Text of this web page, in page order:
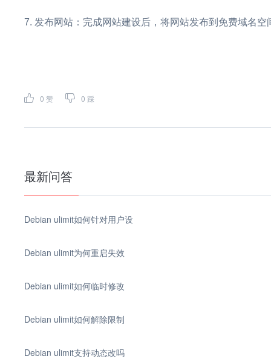
发布网站：完成网站建设后，将网站发布到免费域名
0 赞 0 踩
最新问答
Debian ulimit如何针对用户设
Debian ulimit为何重启失效
Debian ulimit如何临时修改
Debian ulimit如何解除限制
Debian ulimit支持动态改吗